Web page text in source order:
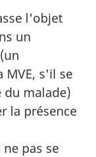
l'objet
un
MVE, s'il se
malade)
la présence
pas se